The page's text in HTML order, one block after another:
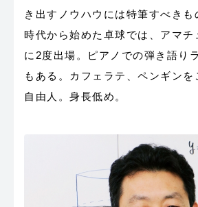
き出すノウハウには特筆すべきも
時代から始めた卓球では、アマチ
に2度出場。ピアノでの弾き語り
もある。カフェラテ、ペンギンを
自由人。身長低め。